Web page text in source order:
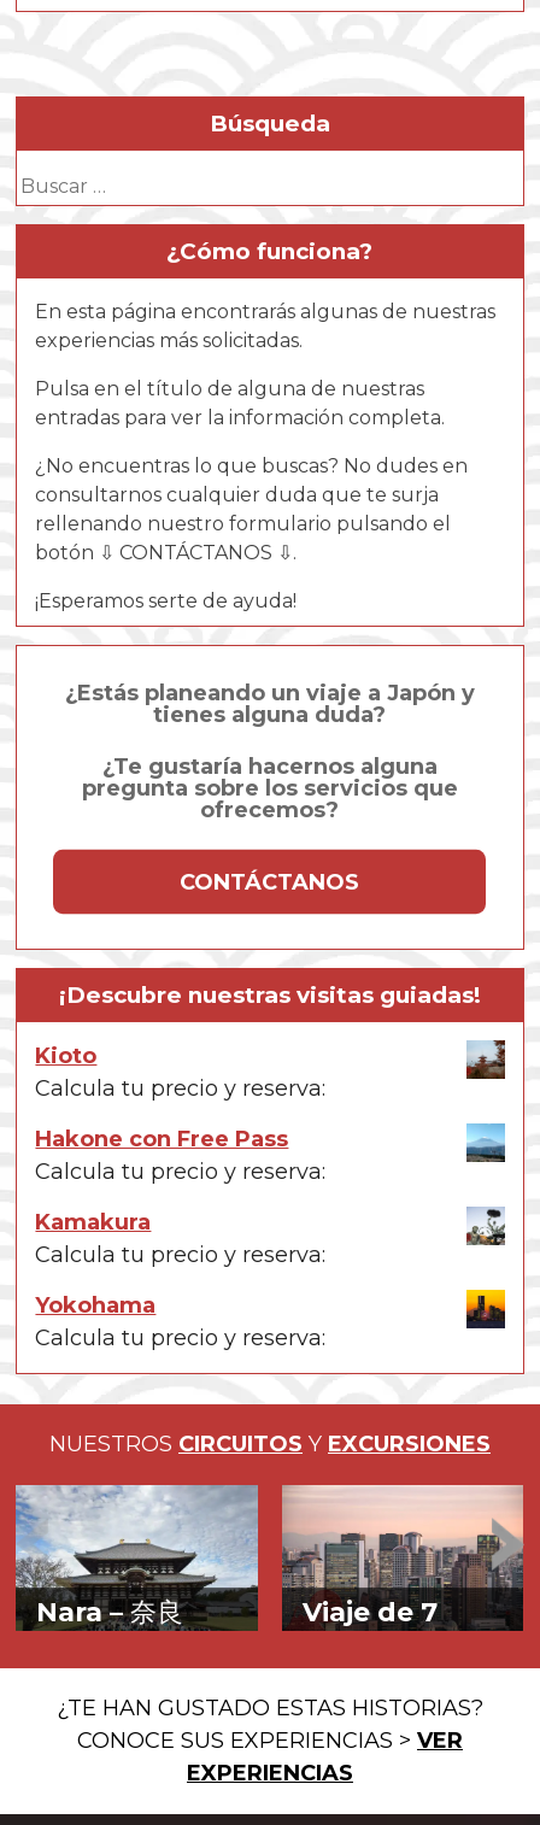
Búsqueda
Buscar:
¿Cómo funciona?
En esta página encontrarás algunas de nuestras
experiencias más solicitadas.
Pulsa en el título de alguna de nuestras
entradas para ver la información completa.
¿No encuentras lo que buscas? No dudes en
consultarnos cualquier duda que te surja
rellenando nuestro formulario pulsando el
botón ⇩ CONTÁCTANOS ⇩.
¡Esperamos serte de ayuda!
¿Estás planeando un viaje a Japón y
tienes alguna duda?
¿Te gustaría hacernos alguna
pregunta sobre los servicios que
ofrecemos?
CONTÁCTANOS
¡Descubre nuestras visitas guiadas!
Kioto
Calcula tu precio y reserva:
Hakone con Free Pass
Calcula tu precio y reserva:
Kamakura
Calcula tu precio y reserva:
Yokohama
Calcula tu precio y reserva:
NUESTROS CIRCUITOS Y EXCURSIONES
Nara –奈良
Viaje de 7
Descubre Tokio,
Kioto, Hiroshima y
Miyajima
¿TE HAN GUSTADO ESTAS HISTORIAS?
CONOCE SUS EXPERIENCIAS > VER
EXPERIENCIAS